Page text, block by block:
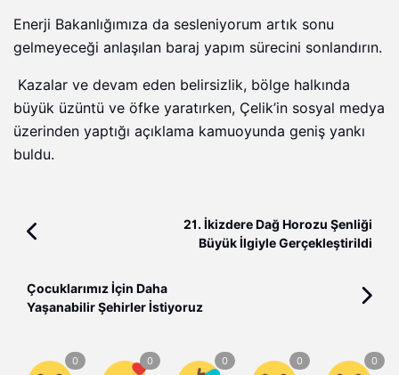
Enerji Bakanlığımıza da sesleniyorum artık sonu
gelmeyeceği anlaşılan baraj yapım sürecini sonlandırın.
Kazalar ve devam eden belirsizlik, bölge halkında
büyük üzüntü ve öfke yaratırken, Çelik’in sosyal medya
üzerinden yaptığı açıklama kamuoyunda geniş yankı
buldu.
21. İkizdere Dağ Horozu Şenliği
Büyük İlgiyle Gerçekleştirildi
Çocuklarımız İçin Daha
Yaşanabilir Şehirler İstiyoruz